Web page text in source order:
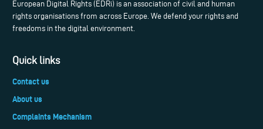
European Digital Rights (EDRi) is an association of civil and human
rights organisations from across Europe. We defend your rights and
freedoms in the digital environment.
Quick links
Contact us
About us
Complaints Mechanism